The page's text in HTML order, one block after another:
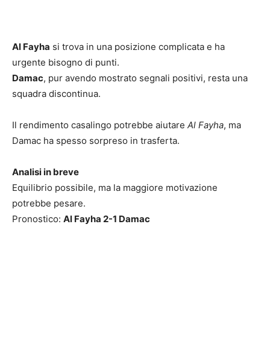
Al Fayha si trova in una posizione complicata e ha
urgente bisogno di punti.
Damac, pur avendo mostrato segnali positivi, resta una
squadra discontinua.
Il rendimento casalingo potrebbe aiutare Al Fayha, ma
Damac ha spesso sorpreso in trasferta.
Analisi in breve
Equilibrio possibile, ma la maggiore motivazione
potrebbe pesare.
Pronostico: Al Fayha 2-1 Damac